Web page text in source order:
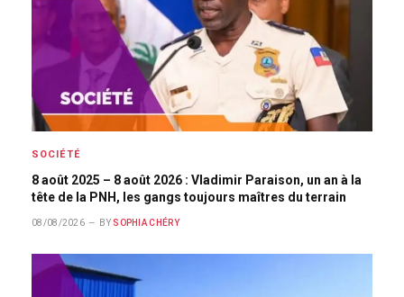
SOCIÉTÉ
8 août 2025 – 8 août 2026 : Vladimir Paraison, un an à la
tête de la PNH, les gangs toujours maîtres du terrain
08/08/2026 BY SOPHIA CHÉRY